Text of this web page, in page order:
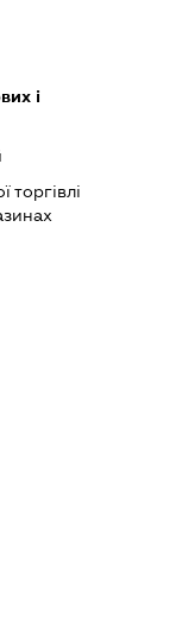
і
торгівлі